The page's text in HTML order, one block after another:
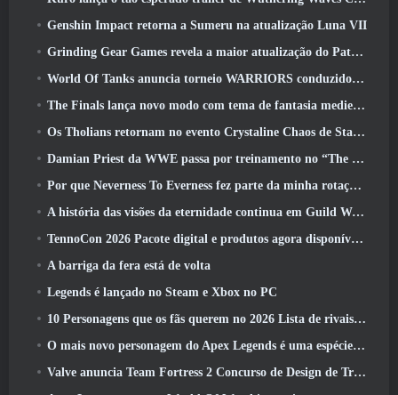
Genshin Impact retorna a Sumeru na atualização Luna VII
Grinding Gear Games revela a maior atualização do Path Of Exile II até agora, Retorno dos Antigos
World Of Tanks anuncia torneio WARRIORS conduzido pela comunidade
The Finals lança novo modo com tema de fantasia medieval ‘Dragon’s Claim’
Os Tholians retornam no evento Crystaline Chaos de Star Trek Online
Damian Priest da WWE passa por treinamento no “The Loot Camp” no trailer de ação ao vivo do Burst Fest da Delta Force
Por que Neverness To Everness fez parte da minha rotação, Por agora
A história das visões da eternidade continua em Guild Wars 2 Próxima semana
TennoCon 2026 Pacote digital e produtos agora disponíveis para compra
A barriga da fera está de volta
Legends é lançado no Steam e Xbox no PC
10 Personagens que os fãs querem no 2026 Lista de rivais da Marvel com maior probabilidade e qual a probabilidade de eles acontecerem
O mais novo personagem do Apex Legends é uma espécie de demônio da velocidade
Valve anuncia Team Fortress 2 Concurso de Design de Troféu ÜBERFEST